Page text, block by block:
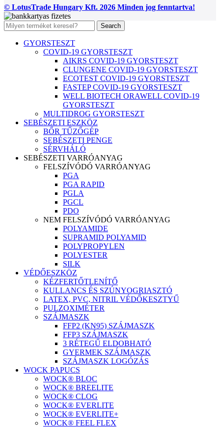
© LotusTrade Hungary Kft. 2026 Minden jog fenntartva!
Search
GYORSTESZT
COVID-19 GYORSTESZT
AIKRS COVID-19 GYORSTESZT
CLUNGENE COVID-19 GYORSTESZT
ECOTEST COVID-19 GYORSTESZT
FASTEP COVID-19 GYORSTESZT
WELL BIOTECH ORAWELL COVID-19
GYORSTESZT
MULTIDROG GYORSTESZT
SEBÉSZETI ESZKÖZ
BŐR TŰZŐGÉP
SEBÉSZETI PENGE
SÉRVHÁLÓ
SEBÉSZETI VARRÓANYAG
FELSZÍVÓDÓ VARRÓANYAG
PGA
PGA RAPID
PGLA
PGCL
PDO
NEM FELSZÍVÓDÓ VARRÓANYAG
POLYAMIDE
SUPRAMID POLYAMID
POLYPROPYLEN
POLYESTER
SILK
VÉDŐESZKÖZ
KÉZFERTŐTLENÍTŐ
KULLANCS ÉS SZÚNYOGRIASZTÓ
LATEX, PVC, NITRIL VÉDŐKESZTYŰ
PULZOXIMÉTER
SZÁJMASZK
FFP2 (KN95) SZÁJMASZK
FFP3 SZÁJMASZK
3 RÉTEGŰ ELDOBHATÓ
GYERMEK SZÁJMASZK
SZÁJMASZK LOGÓZÁS
WOCK PAPUCS
WOCK® BLOC
WOCK® BREELITE
WOCK® CLOG
WOCK® EVERLITE
WOCK® EVERLITE+
WOCK® FEEL FLEX